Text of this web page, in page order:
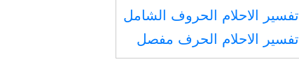
تفسير الاحلام الحروف الشامل
تفسير الاحلام الحرف مفصل